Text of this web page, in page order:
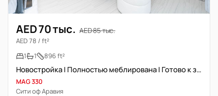
AED 70 тыс. AED 85 тыс.
AED 78 / ft²
1
1 896 ft²
Новостройка | Полностью меблирована | Готово к заселению
MAG 330
Сити оф Аравия